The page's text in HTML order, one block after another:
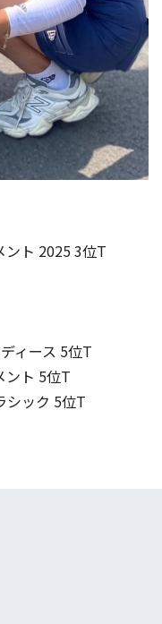
ント 2025 3位T
ィース 5位T
ント 5位T
シック 5位T